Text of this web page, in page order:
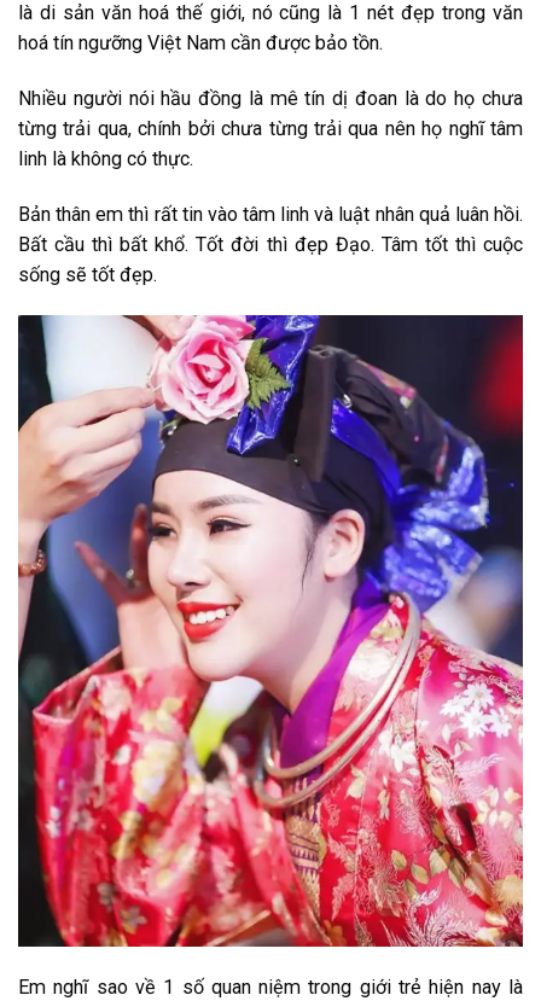
là di sản văn hoá thế giới, nó cũng là 1 nét đẹp trong văn
hoá tín ngưỡng Việt Nam cần được bảo tồn.
Nhiều người nói hầu đồng là mê tín dị đoan là do họ chưa
từng trải qua, chính bởi chưa từng trải qua nên họ nghĩ tâm
linh là không có thực.
Bản thân em thì rất tin vào tâm linh và luật nhân quả luân hồi.
Bất cầu thì bất khổ. Tốt đời thì đẹp Đạo. Tâm tốt thì cuộc
sống sẽ tốt đẹp.
Em nghĩ sao về 1 số quan niệm trong giới trẻ hiện nay là